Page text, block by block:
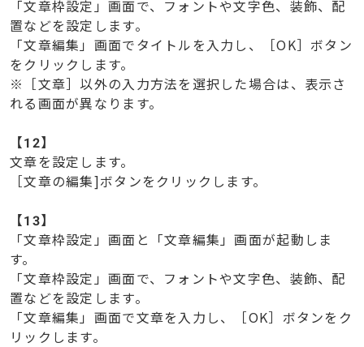
「文章枠設定」画面で、フォントや文字色、装飾、配
置などを設定します。
「文章編集」画面でタイトルを入力し、［OK］ボタン
をクリックします。
※［文章］以外の入力方法を選択した場合は、表示さ
れる画面が異なります。
【12】
文章を設定します。
［文章の編集]ボタンをクリックします。
【13】
「文章枠設定」画面と「文章編集」画面が起動しま
す。
「文章枠設定」画面で、フォントや文字色、装飾、配
置などを設定します。
「文章編集」画面で文章を入力し、［OK］ボタンをク
リックします。